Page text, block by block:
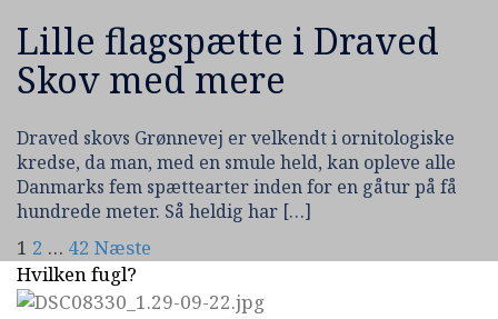
Lille flagspætte i Draved
Skov med mere
Draved skovs Grønnevej er velkendt i ornitologiske
kredse, da man, med en smule held, kan opleve alle
Danmarks fem spættearter inden for en gåtur på få
hundrede meter. Så heldig har […]
Indlægsinddeling
1 2 … 42 Næste
Hvilken fugl?